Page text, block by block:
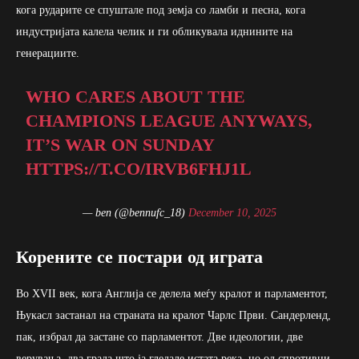
кога рударите се спуштале под земја со ламби и песна, кога
индустријата калела челик и ги обликувала иднините на
генерациите.
WHO CARES ABOUT THE
CHAMPIONS LEAGUE ANYWAYS,
IT’S WAR ON SUNDAY
HTTPS://T.CO/IRVB6FHJ1L
— ben (@bennufc_18) December 10, 2025
Корените се постари од играта
Во XVII век, кога Англија се делела меѓу кралот и парламентот,
Њукасл застанал на страната на кралот Чарлс Први. Сандерленд,
пак, избрал да застане со парламентот. Две идеологии, две